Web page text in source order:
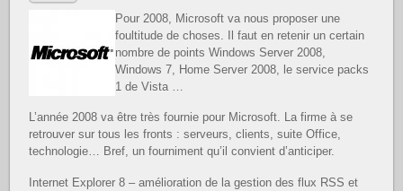
Pour 2008, Microsoft va nous proposer une
foultitude de choses. Il faut en retenir un certain
nombre de points Windows Server 2008,
Windows 7, Home Server 2008, le service packs
1 de Vista …
L’année 2008 va être très fournie pour Microsoft. La firme à se
retrouver sur tous les fronts : serveurs, clients, suite Office,
technologie… Bref, un fourniment qu’il convient d’anticiper.
Internet Explorer 8 – amélioration de la gestion des flux RSS et